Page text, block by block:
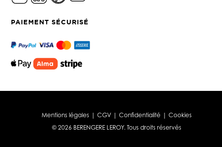
PAIEMENT SÉCURISÉ
Mentions légales | CGV | Confidentialité | Cookies
© 2026 BERENGERE LEROY. Tous droits réservés